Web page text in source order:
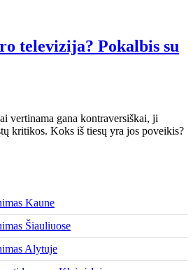
televizija? Pokalbis su
vertinama gana kontraversiškai, ji
kritikos. Koks iš tiesų yra jos poveikis?
Kaune
Šiauliuose
Alytuje